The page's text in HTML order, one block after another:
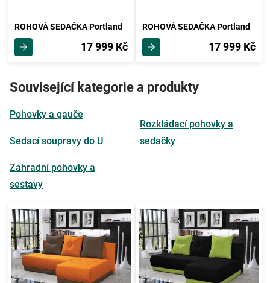
ROHOVÁ SEDAČKA Portland
17 999 Kč
ROHOVÁ SEDAČKA Portland
17 999 Kč
Související kategorie a produkty
Pohovky a gauče
Sedací soupravy do U
Zahradní pohovky a
sestavy
Rozkládací pohovky a
sedačky